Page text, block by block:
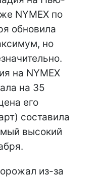
NYMEX по
обновила
но
на NYMEX
на 35
его
составила
высокий
из-за